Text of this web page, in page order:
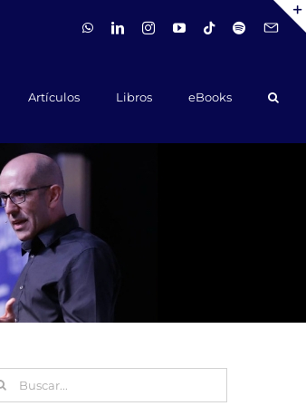
WhatsApp
LinkedInInstagramYouTubeTiktokSpotify
Artículos Libros eBooks